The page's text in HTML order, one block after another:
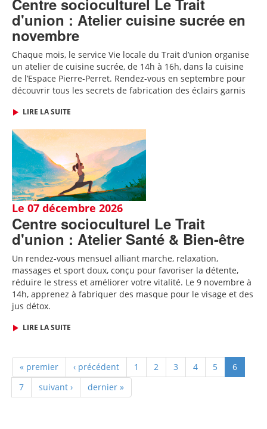
Centre socioculturel Le Trait
d'union : Atelier cuisine sucrée en
novembre
Chaque mois, le service Vie locale du Trait d’union organise
un atelier de cuisine sucrée, de 14h à 16h, dans la cuisine
de l’Espace Pierre-Perret. Rendez-vous en septembre pour
découvrir tous les secrets de fabrication des éclairs garnis
LIRE LA SUITE
Le 07 décembre 2026
Centre socioculturel Le Trait
d'union : Atelier Santé & Bien-être
Un rendez-vous mensuel alliant marche, relaxation,
massages et sport doux, conçu pour favoriser la détente,
réduire le stress et améliorer votre vitalité. Le 9 novembre à
14h, apprenez à fabriquer des masque pour le visage et des
jus détox.
LIRE LA SUITE
« premier ‹ précédent 1 2 3 4 5
6
7
suivant › dernier »